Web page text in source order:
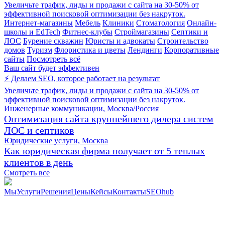
Увеличьте трафик, лиды и продажи с сайта на 30-50% от
эффективной поисковой оптимизации без накруток.
Интернет-магазины Мебель Клиники Стоматология Онлайн-
школы и EdTech Фитнес-клубы Строймагазины Септики и
ЛОС Бурение скважин Юристы и адвокаты Строительство
домов Туризм Флористика и цветы Лендинги Корпоративные
сайты Посмотреть всё
Ваш сайт будет эффективен
⚡ Делаем SEO, которое работает на результат
Увеличьте трафик, лиды и продажи с сайта на 30-50% от
эффективной поисковой оптимизации без накруток.
Инженерные коммуникации, Москва/Россия
Оптимизация сайта крупнейшего дилера систем
ЛОС и септиков
Юридические услуги, Москва
Как юридическая фирма получает от 5 теплых
клиентов в день
Смотреть все
МыУслугиРешенияЦеныКейсыКонтактыSEOhub